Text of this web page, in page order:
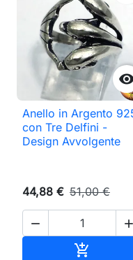
Anello in Argento
con Tre Delfini -
Design Avvolgente
44,88 € 51,00 €
 
